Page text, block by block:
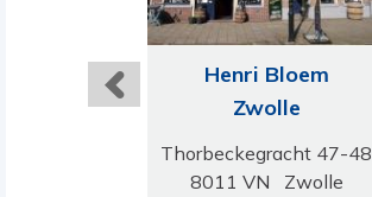
Henri Bloem
Zwolle
Thorbeckegracht 47-48
8011 VN Zwolle